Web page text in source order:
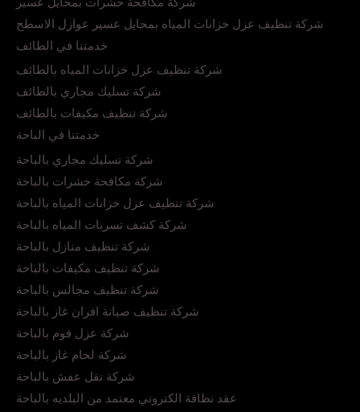
شركة تنظيف عزل خزانات المياه بمحايل عسير عوازل الاسطح
خدمتنا في الطائف
شركة تنظيف عزل خزانات المياه بالطائف
شركة تسليك مجاري بالطائف
شركة تنظيف مكيفات بالطائف
خدمتنا في الباحة
شركة تسليك مجاري بالباحة
شركة مكافحة حشرات بالباحة
شركة تنظيف عزل خزانات المياه بالباحة
شركة كشف تسربات المياه بالباحة
شركة تنظيف منازل بالباحة
شركة تنظيف مكيفات بالباحة
شركة تنظيف مجالس بالباحة
شركة تنظيف صيانة افران غاز بالباحة
شركة عزل فوم بالباحة
شركة لحام غاز بالباحة
شركة نقل عفش بالباحة
عقد نظافة الكتروني معتمد من البلديه بالباحة